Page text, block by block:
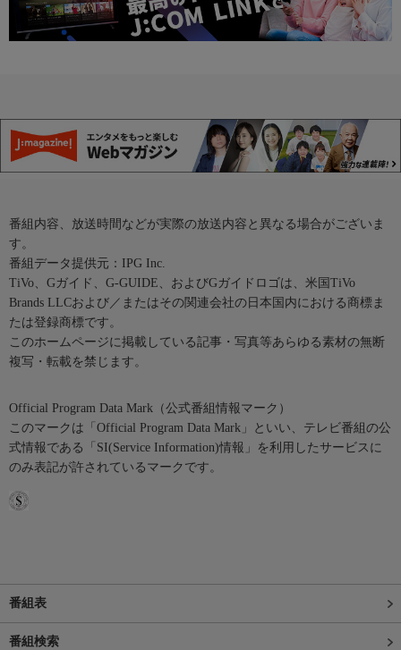
番組内容、放送時間などが実際の放送内容と異なる場合がございま
す。
番組データ提供元：IPG Inc.
TiVo、Gガイド、G-GUIDE、およびGガイドロゴは、米国TiVo
Brands LLCおよび／またはその関連会社の日本国内における商標ま
たは登録商標です。
このホームページに掲載している記事・写真等あらゆる素材の無断
複写・転載を禁じます。
Official Program Data Mark（公式番組情報マーク）
このマークは「Official Program Data Mark」といい、テレビ番組の公
式情報である「SI(Service Information)情報」を利用したサービスに
のみ表記が許されているマークです。
番組表
番組検索